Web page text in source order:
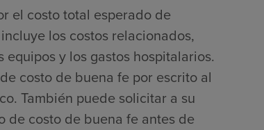
el costo total esperado de
los costos relacionados,
y los gastos hospitalarios.
costo de buena fe por escrito al
También puede solicitar a su
de costo de buena fe antes de